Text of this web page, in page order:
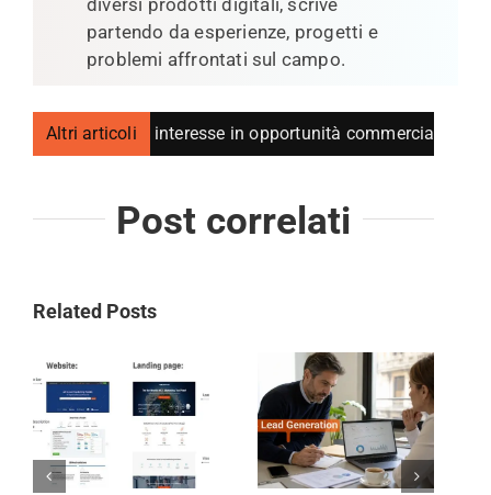
diversi prodotti digitali, scrive
partendo da esperienze, progetti e
problemi affrontati sul campo.
Altri articoli
interesse in opportunità commerciali Come
Post correlati
Related Posts